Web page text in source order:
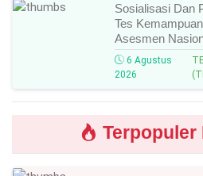
Sosialisasi Dan
Tes
Asesmen
Tahun 2026, Ini
Mengikutinya!
6 Agustus
2026
Terpopuler